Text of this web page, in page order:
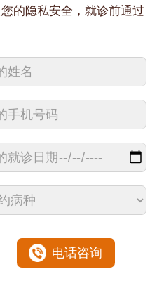
的隐私安全，就诊前通过
电话咨询